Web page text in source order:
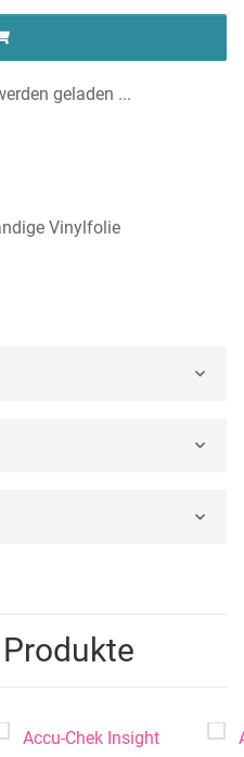
Vinylfolie
geladen ...